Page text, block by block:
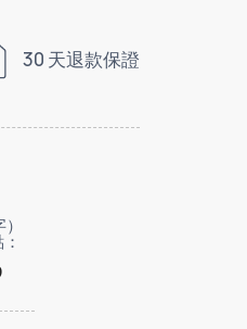
30 天退款保證